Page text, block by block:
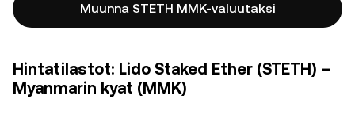
Muunna STETH MMK-valuutaksi
Hintatilastot: Lido Staked Ether (STETH) –
Myanmarin kyat (MMK)